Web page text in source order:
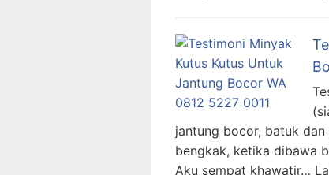
jantung bocor, batuk
bengkak, ketika dibawa
Aku sempat khawatir…